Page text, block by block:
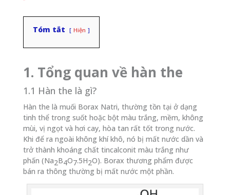
Tóm tắt Hiện
1. Tổng quan về hàn the
1.1 Hàn the là gì?
Hàn the là muối Borax Natri, thường tồn tại ở dạng
tinh thể trong suốt hoặc bột màu trắng, mềm, không
mùi, vị ngọt và hơi cay, hòa tan rất tốt trong nước.
Khi để ra ngoài không khí khô, nó bị mất nước dần và
trở thành khoáng chất tincalconit màu trắng như
phấn (Na2B4O7.5H2O). Borax thương phẩm được
bán ra thông thường bị mất nước một phần.